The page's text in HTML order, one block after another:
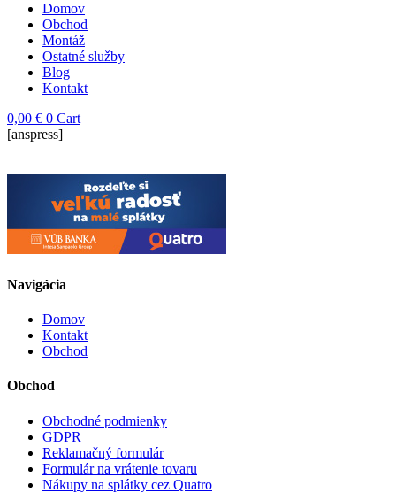
Domov
Obchod
Montáž
Ostatné služby
Blog
Kontakt
0,00 € 0 Cart
[anspress]
Navigácia
Domov
Kontakt
Obchod
Obchod
Obchodné podmienky
GDPR
Reklamačný formulár
Formulár na vrátenie tovaru
Nákupy na splátky cez Quatro